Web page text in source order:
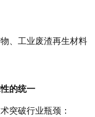
、工业废渣再生材料
的统一
突破行业瓶颈：